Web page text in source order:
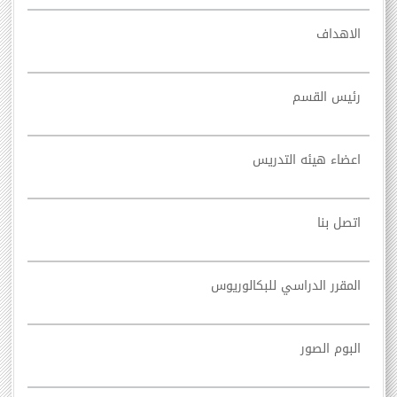
الاهداف
رئيس القسم
اعضاء هيئه التدريس
اتصل بنا
المقرر الدراسي للبكالوريوس
البوم الصور